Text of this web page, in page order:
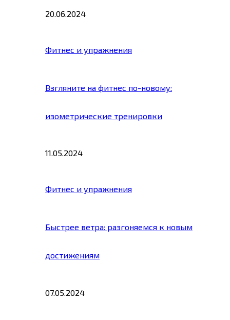
20.06.2024
Фитнес и упражнения
Взгляните на фитнес по-новому:
изометрические тренировки
11.05.2024
Фитнес и упражнения
Быстрее ветра: разгоняемся к новым
достижениям
07.05.2024